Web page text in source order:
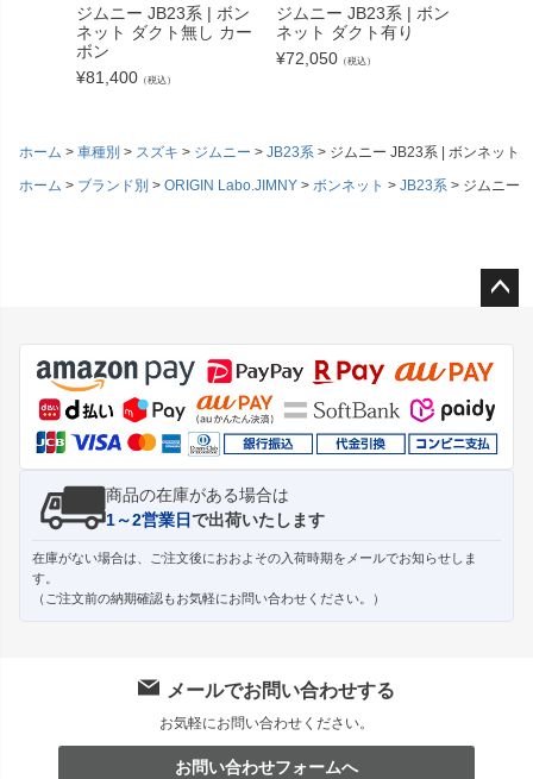
ジムニー JB23系 | ボン
ネット ダクト無し カー
ボン
¥81,400 （税込）
ジムニー JB23系 | ボン
ネット ダクト有り
¥72,050 （税込）
ホーム 車種別 スズキ ジムニー JB23系
ジムニー JB23系 | ボンネット
ホーム
ブランド別 ORIGIN Labo.JIMNY ボンネット JB23系 ジムニー
ジト
ップ
へ
商品の在庫がある場合は
1～2営業日で出荷いたします
在庫がない場合は、ご注文後におおよその入荷時期をメールでお知らせしま
す。
（ご注文前の納期確認もお気軽にお問い合わせください。）
メールでお問い合わせする
お気軽にお問い合わせください。
お問い合わせフォームへ